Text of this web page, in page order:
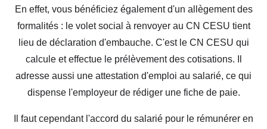
En effet, vous bénéficiez également d'un allègement des
formalités : le volet social à renvoyer au CN CESU tient
lieu de déclaration d'embauche. C'est le CN CESU qui
calcule et effectue le prélèvement des cotisations. Il
adresse aussi une attestation d'emploi au salarié, ce qui
dispense l'employeur de rédiger une fiche de paie.
Il faut cependant l'accord du salarié pour le rémunérer en